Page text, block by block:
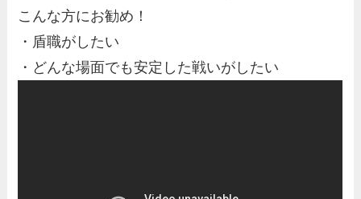
こんな方にお勧め！
・盾職がしたい
・どんな場面でも安定した戦いがしたい